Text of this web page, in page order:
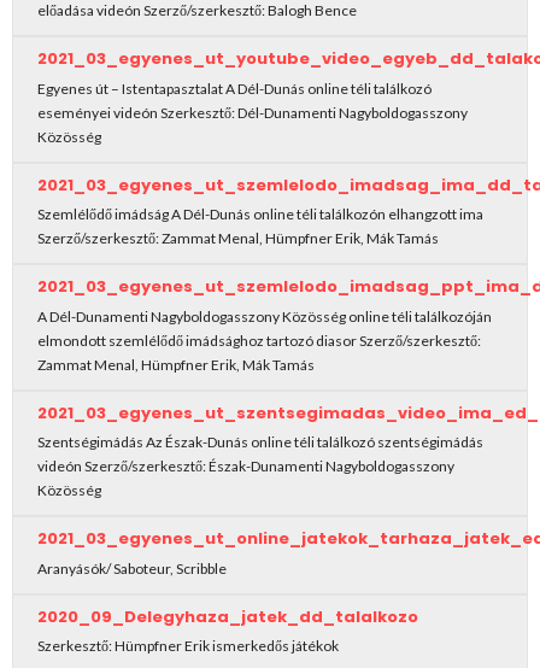
előadása videón Szerző/szerkesztő: Balogh Bence
Egyenes út – Istentapasztalat A Dél-Dunás online téli találkozó
eseményei videón Szerkesztő: Dél-Dunamenti Nagyboldogasszony
Közösség
Szemlélődő imádság A Dél-Dunás online téli találkozón elhangzott ima
Szerző/szerkesztő: Zammat Menal, Hümpfner Erik, Mák Tamás
A Dél-Dunamenti Nagyboldogasszony Közösség online téli találkozóján
elmondott szemlélődő imádsághoz tartozó diasor Szerző/szerkesztő:
Zammat Menal, Hümpfner Erik, Mák Tamás
Szentségimádás Az Észak-Dunás online téli találkozó szentségimádás
videón Szerző/szerkesztő: Észak-Dunamenti Nagyboldogasszony
Közösség
Aranyásók/ Saboteur, Scribble
2020_09_Delegyhaza_jatek_dd_talalkozo
Szerkesztő: Hümpfner Erik ismerkedős játékok